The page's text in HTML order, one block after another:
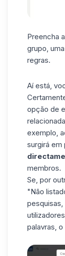
Preencha
grupo,
regras.
Aí está,
opção de
exemplo,
surgirá em
membros.
Se, por
"Não
palavras,